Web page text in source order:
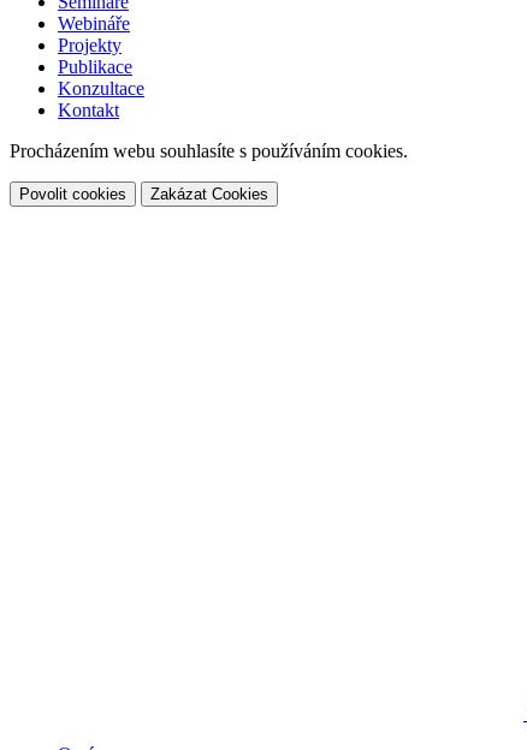
Webináře
Projekty
Publikace
Konzultace
Kontakt
Procházením webu souhlasíte s používáním cookies.
Povolit cookies Zakázat Cookies